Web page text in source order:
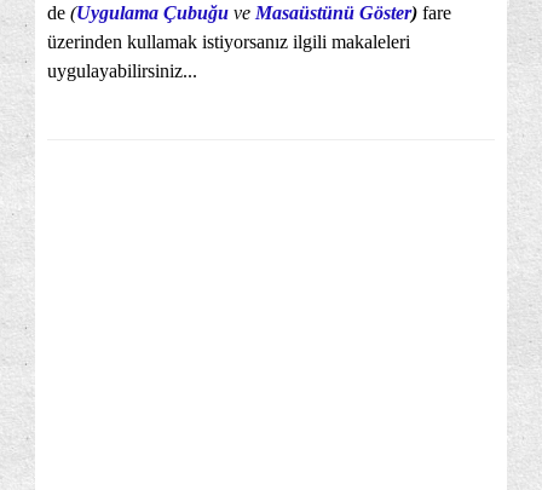
de (Uygulama Çubuğu ve Masaüstünü Göster) fare
üzerinden kullamak istiyorsanız ilgili makaleleri
uygulayabilirsiniz...